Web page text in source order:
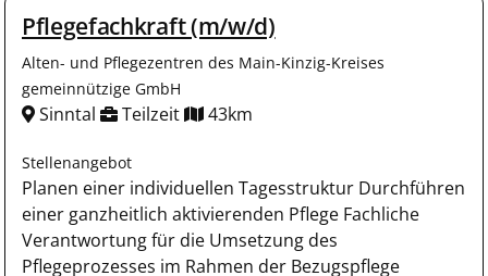
Pflegefachkraft (m/w/d)
Alten- und Pflegezentren des Main-Kinzig-Kreises
gemeinnützige GmbH
Sinntal Teilzeit 43km
Stellenangebot
Planen einer individuellen Tagesstruktur Durchführen
einer ganzheitlich aktivierenden Pflege Fachliche
Verantwortung für die Umsetzung des
Pflegeprozesses im Rahmen der Bezugspflege